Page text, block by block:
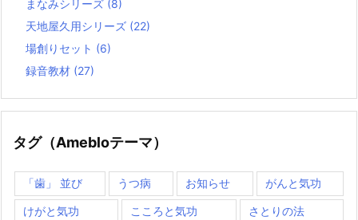
まなみシリーズ (8)
天地屋久用シリーズ (22)
場創りセット (6)
録音教材 (27)
タグ（Amebloテーマ）
「歯」 並び うつ病 お知らせ がんと気功
けがと気功 こころと気功 さとりの法